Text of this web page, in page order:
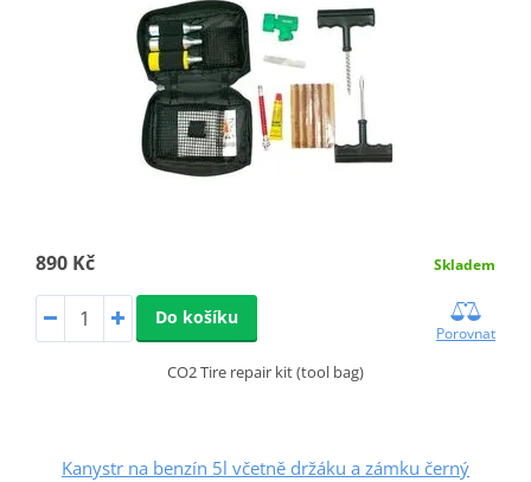
890 Kč Skladem
Do košíku
Porovnat
CO2 Tire repair kit (tool bag)
Kanystr na benzín 5l včetně držáku a zámku černý